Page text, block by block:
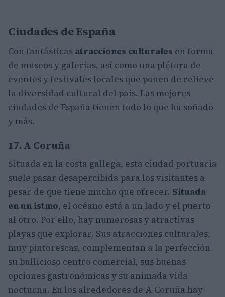
Ciudades de España
Con fantásticas atracciones culturales en forma
de museos y galerías, así como una plétora de
eventos y festivales locales que ponen de relieve
la diversidad cultural del país. Las mejores
ciudades de España tienen todo lo que ha soñado
y más.
17. A Coruña
Situada en la costa gallega, esta ciudad portuaria
suele pasar desapercibida para los visitantes a
pesar de que tiene mucho que ofrecer. Situada
en un istmo, el océano está a un lado y el puerto
al otro. Por ello, hay numerosas y atractivas
playas que explorar. Sus atracciones culturales,
muy pintorescas, complementan a la perfección
su bullicioso centro comercial, sus buenas
opciones gastronómicas y su animada vida
nocturna. En los alrededores de A Coruña hay